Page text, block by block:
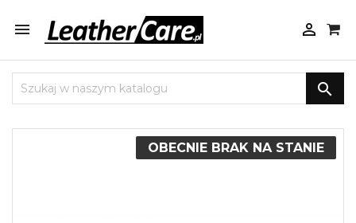
 

OBECNIE BRAK NA STANIE